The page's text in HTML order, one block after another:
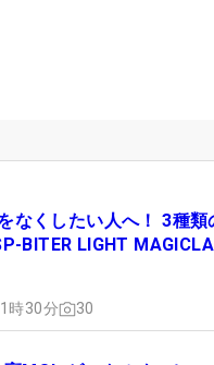
なくしたい人へ！ 3種
BITER LIGHT
時30分 30